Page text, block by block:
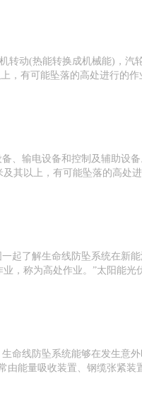
转动(热能转换成机械能)，汽
，有可能坠落的高处进行的作
、输电设备和控制及辅助设
其以上，有可能坠落的高处
起了解生命线防坠系统在新能
，称为高处作业。”太阳能光
命线防坠系统能够在发生意外
能量吸收装置、钢缆张紧装